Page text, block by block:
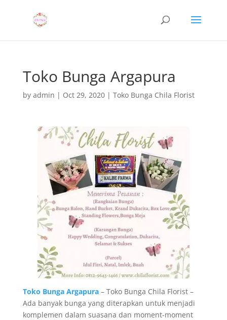
Toko Bunga Argapura
by admin | Oct 29, 2020| Toko Bunga Chila Florist
Toko Bunga Argapura– Toko Bunga Chila Florist –
Ada banyak bunga yang diterapkan untuk menjadi
komplemen dalam suasana dan moment-moment